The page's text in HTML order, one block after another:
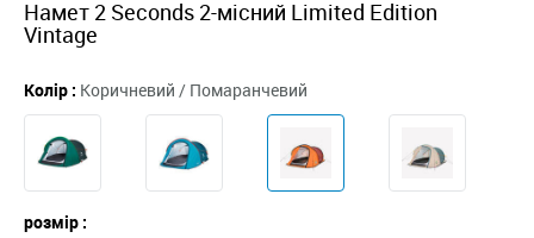
Намет 2 Seconds 2-місний Limited Edition
Vintage
Колір : Коричневий / Помаранчевий
розмір :